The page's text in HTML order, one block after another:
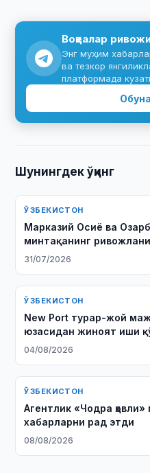
Воқеалар
Энг муҳим
ва тезкор
платформада
Шунингдек ўқинг
ЎЗБЕКИСТОН
Марказий Осиё ва
минтақанинг
ва қўшма декларация
31/07/2026
ЎЗБЕКИСТОН
New Port турар-жой
юзасидан жиноят иши
04/08/2026
ЎЗБЕКИСТОН
Агентлик «Чодра ҳовли»
хабарларни рад этди
08/08/2026